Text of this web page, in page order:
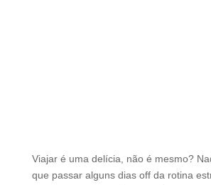
Viajar é uma delícia, não é mesmo?
que passar alguns dias off da rotina